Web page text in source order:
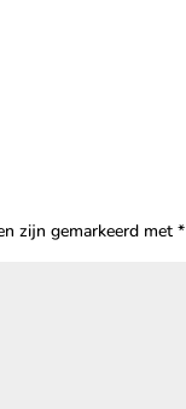
zijn gemarkeerd met*